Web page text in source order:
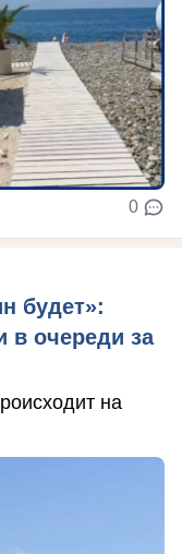
0
будет»:
в очереди за
на